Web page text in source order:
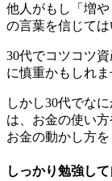
他人がもし「増
の言葉を信じては
30代でコツコツ
に慎重かもしれま
しかし30代でな
は、お金の使い
お金の動かし方を
しっかり勉強し